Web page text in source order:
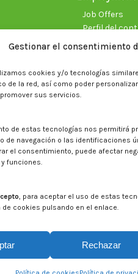
Gestionar el consentimiento
cookies y/o tecnologías
de la red, así como poder
sus servicios.
de estas tecnologías nos permitirá
de navegación o las identificaciones
el consentimiento, puede afectar
funciones.
, para aceptar el uso de estas
cookies pulsando en el enlace.
Rechazar
Job Offers
Perfil del
Search on
Search:
Aviso legal Política de